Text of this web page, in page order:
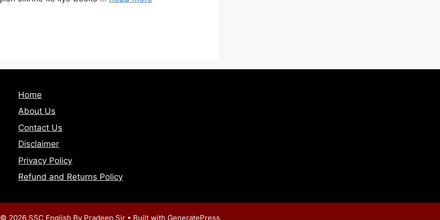
Home
About Us
Contact Us
Disclaimer
Privacy Policy
Refund and Returns Policy
© 2026 SSC English By Pradeep Sir • Built with GeneratePress